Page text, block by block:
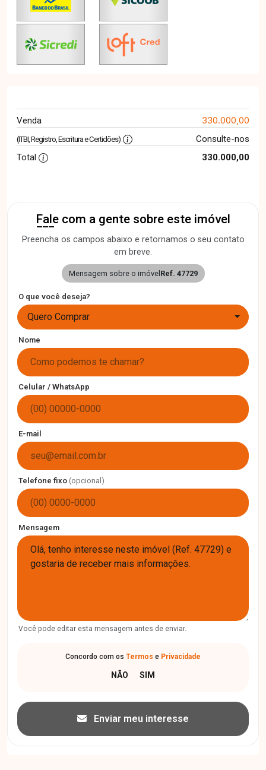
Venda 330.000,00
(ITBI, Registro, Escritura e Certidões)
Consulte-nos
Total
330.000,00
Fale com a gente sobre este imóvel
Preencha os campos abaixo e retornamos o seu contato
em breve.
Mensagem sobre o imóvel Ref. 47729
O que você deseja?
Quero Comprar
Nome
Celular / WhatsApp
E-mail
Telefone fixo (opcional)
Mensagem
Você pode editar esta mensagem antes de enviar.
Concordo com os Termos e Privacidade
Enviar meu interesse